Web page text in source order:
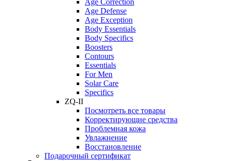
Age Correction
Age Defense
Age Exception
Body Essentials
Body Specifics
Boosters
Contours
Essentials
For Men
Solar Care
Specifics
ZQ-II
Посмотреть все товары
Корректирующие средства
Проблемная кожа
Увлажнение
Восстановление
Подарочный сертификат